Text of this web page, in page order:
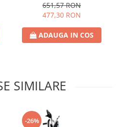
651,57 RON
477,30 RON
ADAUGA IN COS
SIMILARE
-26%